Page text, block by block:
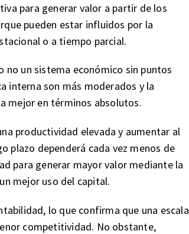
para generar valor a partir de los
pueden estar influidos por la
o a tiempo parcial.
un sistema económico sin puntos
interna son más moderados y la
mejor en términos absolutos.
productividad elevada y aumentar al
plazo dependerá cada vez menos de
para generar mayor valor mediante la
mejor uso del capital.
lo que confirma que una escala
competitividad. No obstante,